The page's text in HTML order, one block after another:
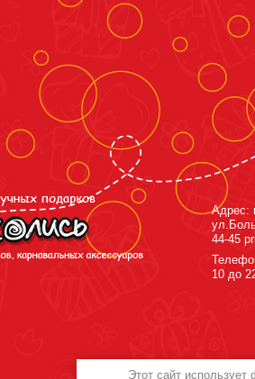
Адрес:
44-45
10 до
Этот сайт